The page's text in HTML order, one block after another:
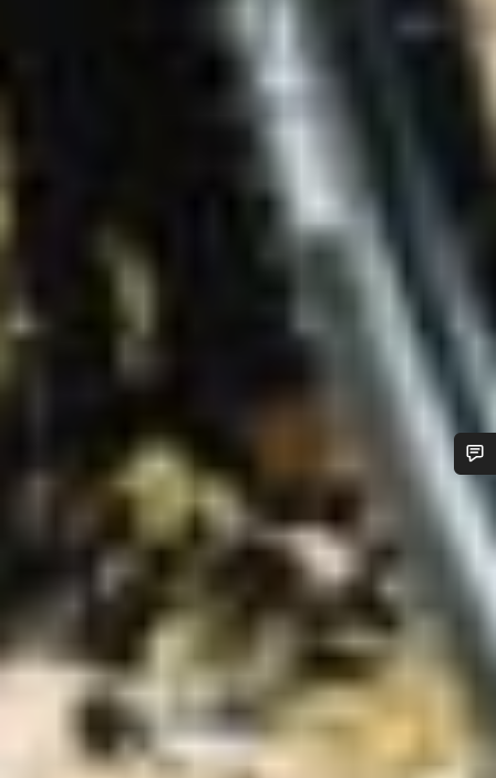
Besoin d’aide ?
Nos experts du service client vous attendent pour
répondre à vos questions.
Démarrer le Chat
Fermer